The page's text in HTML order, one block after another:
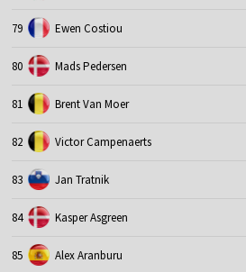
79 Ewen Costiou
80 Mads Pedersen
81 Brent Van Moer
82 Victor Campenaerts
83 Jan Tratnik
84 Kasper Asgreen
85 Alex Aranburu